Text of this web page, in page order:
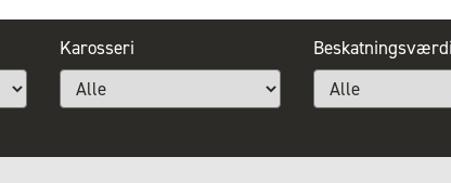
Karosseri Beskatningsværdi